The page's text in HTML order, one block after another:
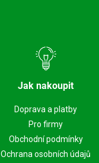
Jak nakoupit
Doprava a platby
Pro firmy
Obchodní podmínky
Ochrana osobních údajů